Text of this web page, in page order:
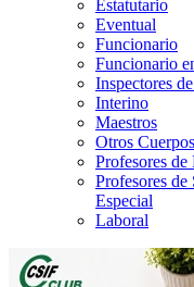
Estatutario
Eventual
Funcionario
Funcionario
Inspectores
Interino
Maestros
Otros
Profesores
Profesores de
Especial
Laboral